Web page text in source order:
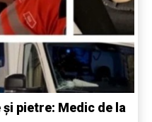
pietre: Medic de la